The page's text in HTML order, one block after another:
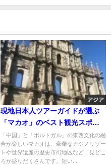
アジア
現地日本人ツアーガイドが選ぶ
「マカオ」のベスト観光スポッ
ト3選
「中国」と「ポルトガル」の東西文化の融
合が楽しいマカオは、豪華なカジノリゾー
トや世界遺産の歴史市街地区など、見どこ
ろが盛りだくさんです。短い...